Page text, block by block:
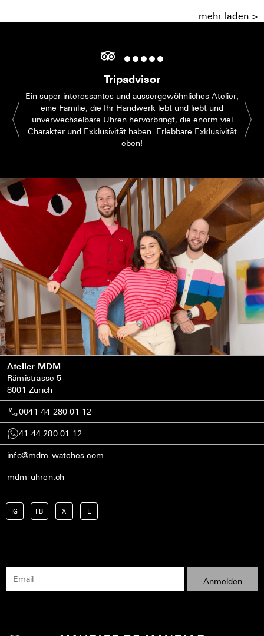
mehr laden >
Tripadvisor
Ein super interessantes und aussergewöhnliches Atelier;
eine Familie, die Ihr Handwerk lebt und liebt und
unverwechselbare Uhren hervorbringt, die enorm viel
Charakter und Exklusivität haben. Erlebbare Exklusivität
eben!
Atelier MDM
Rämistrasse 5
8001 Zürich
0041 44 280 01 12
41 44 280 01 12
info@mdm-watches.com
mdm-uhren.ch
IG FB X L